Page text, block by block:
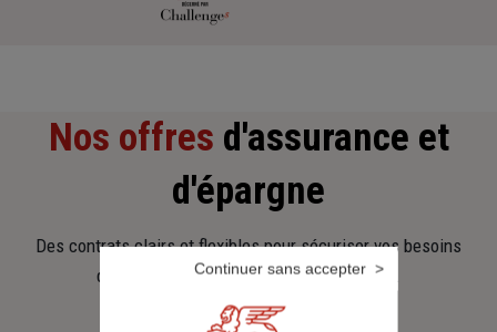
Nos offres d'assurance et
d'épargne
Des contrats clairs et flexibles pour sécuriser vos besoins
d’aujourd’hui et anticiper ceux de demain.
Continuer sans accepter